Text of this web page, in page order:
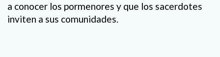
a conocer los pormenores y que los sacerdotes
inviten a sus comunidades.